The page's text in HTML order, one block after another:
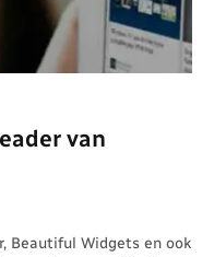
van
Beautiful Widgets en ook